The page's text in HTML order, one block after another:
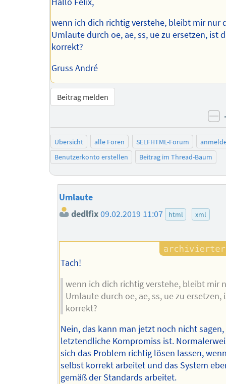
wenn ich dich richtig verstehe, bleibt mir nur
Umlaute durch oe, ae, ss, ue zu ersetzen, ist
korrekt?
Gruss André
Beitrag melden
Übersicht alle Foren SELFHTML-Forum
Benutzerkonto erstellen
Beitrag im Thread-Baum
Umlaute
dedlfix09.02.2019 11:07 html xml
Tach!
wenn ich dich richtig verstehe, bleibt mir
Umlaute durch oe, ae, ss, ue zu ersetzen,
korrekt?
Nein, das kann man jetzt noch nicht
letztendliche Kompromiss ist.
sich das Problem richtig lösen lassen,
selbst korrekt arbeitet und das System
gemäß der Standards arbeitet.